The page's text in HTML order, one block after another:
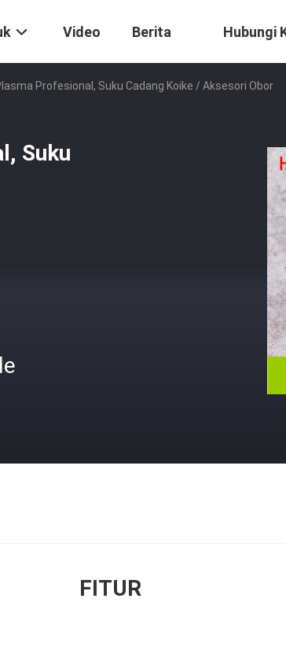
Video Berita Hubungi
Profesional, Suku Cadang Koike / Aksesori Obor
Suku
FITUR